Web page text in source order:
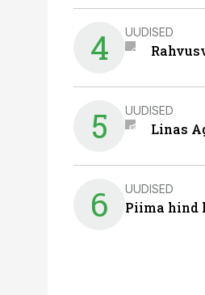
4 UUDISED
5 UUDISED
Linas
6 UUDISED
Piima hind